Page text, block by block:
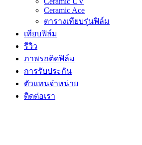
Ceramic Ace
ตารางเทียบรุ่นฟิล์ม
เทียบฟิล์ม
รีวิว
ภาพรถติดฟิล์ม
การรับประกัน
ตัวแทนจำหน่าย
ติดต่อเรา